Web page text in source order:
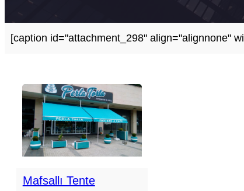
[caption id="attachment_298" align="alignnone"
Mafsallı Tente